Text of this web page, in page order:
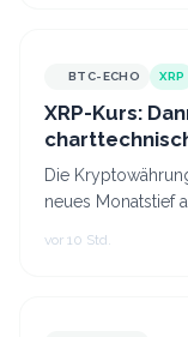
BTC-ECHO XRP
XRP-Kurs:
Die
neues Monatstief
vor 10 Std.